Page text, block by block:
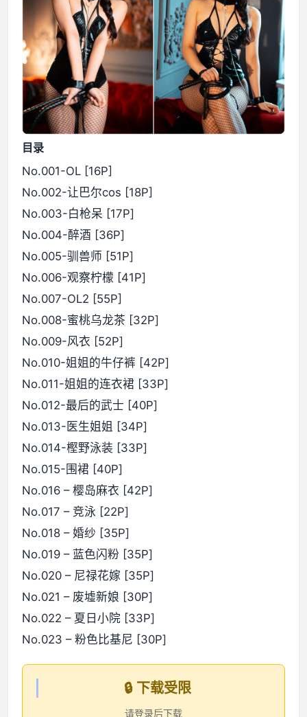
目录
No.001-OL [16P]
No.002-让巴尔cos [18P]
No.003-白枪呆 [17P]
No.004-醉酒 [36P]
No.005-驯兽师 [51P]
No.006-观察柠檬 [41P]
No.007-OL2 [55P]
No.008-蜜桃乌龙茶 [32P]
No.009-风衣 [52P]
No.010-姐姐的牛仔裤 [42P]
No.011-姐姐的连衣裙 [33P]
No.012-最后的武士 [40P]
No.013-医生姐姐 [34P]
No.014-樫野泳装 [33P]
No.015-围裙 [40P]
No.016 – 樱岛麻衣 [42P]
No.017 – 竞泳 [22P]
No.018 – 婚纱 [35P]
No.019 – 蓝色闪粉 [35P]
No.020 – 尼禄花嫁 [35P]
No.021 – 废墟新娘 [30P]
No.022 – 夏日小院 [33P]
No.023 – 粉色比基尼 [30P]
🔒 下载受限
请登录后下载